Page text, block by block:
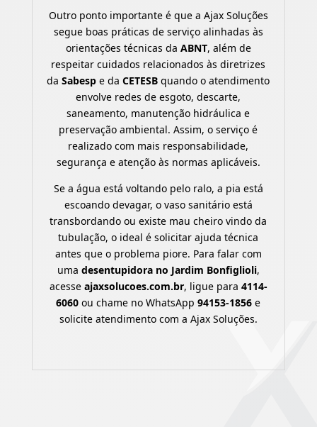
Outro ponto importante é que a Ajax Soluções
segue boas práticas de serviço alinhadas às
orientações técnicas da ABNT, além de
respeitar cuidados relacionados às diretrizes
daSabesp e daCETESB quando o atendimento
envolve redes de esgoto, descarte,
saneamento, manutenção hidráulica e
preservação ambiental. Assim, o serviço é
realizado com mais responsabilidade,
segurança e atenção às normas aplicáveis.
Se a água está voltando pelo ralo, a pia está
escoando devagar, o vaso sanitário está
transbordando ou existe mau cheiro vindo da
tubulação, o ideal é solicitar ajuda técnica
antes que o problema piore. Para falar com
uma desentupidora no Jardim Bonfiglioli,
acesse ajaxsolucoes.com.br, ligue para 4114-
6060 ou chame no WhatsApp94153-1856 e
solicite atendimento com a Ajax Soluções.